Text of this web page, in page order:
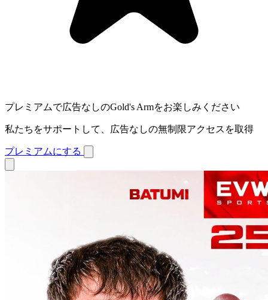
プレミアムで広告なしのGold's Armをお楽しみください
私たちをサポートして、広告なしの無制限アクセスを取得
プレミアムにする